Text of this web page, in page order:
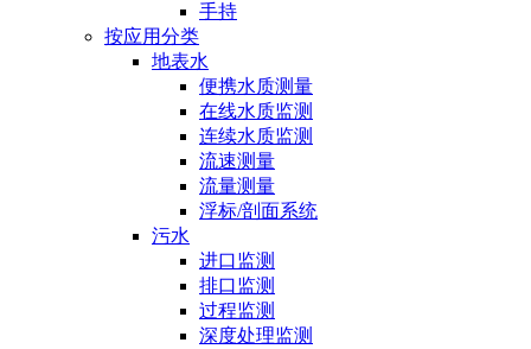
手持
按应用分类
地表水
便携水质测量
在线水质监测
连续水质监测
流速测量
流量测量
浮标/剖面系统
污水
进口监测
排口监测
过程监测
深度处理监测